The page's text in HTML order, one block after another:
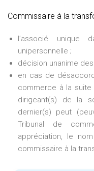
Commissaire à la
l’associé unique
unipersonnelle ;
décision unanime
en cas de
commerce à la suite
dirigeant(s) de la
dernier(s) peut
Tribunal de
appréciation, le
commissaire à la